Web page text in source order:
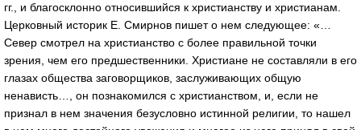
гг., и благосклонно относившийся к христианству и христианам.
Церковный историк Е. Смирнов пишет о нем следующее: «…
Север смотрел на христианство с более правильной точки
зрения, чем его предшественники. Христиане не составляли в его
глазах общества заговорщиков, заслуживающих общую
ненависть…, он познакомился с христианством, и, если не
признал в нем значения безусловно истинной религии, то нашел